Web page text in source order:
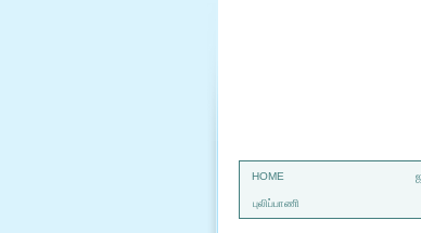
HOME
புலிப்பாணி